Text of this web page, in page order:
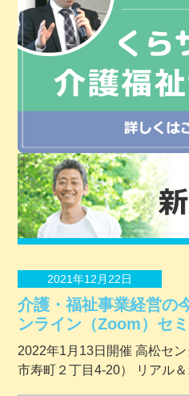
2021年12月22日
介護・福祉事業経営
ンライン（Zoom）セ
2022年1月13日開催 ⾼松セ
市寿町２丁⽬4-20） リアル＆